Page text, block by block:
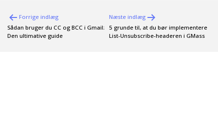
Indlægsnavigation
Forrige indlæg
Sådan bruger du CC og BCC i Gmail:
Den ultimative guide
Næste indlæg
5 grunde til, at du bør implementere
List-Unsubscribe-headeren i GMass